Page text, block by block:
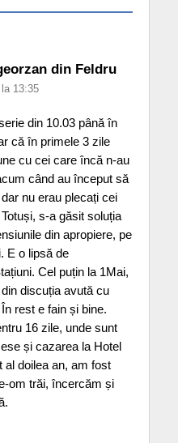
din Feldru
13:35
din 10.03 până în
că în primele 3 zile
cu cei care încă n-au
când au început să
nu erau plecați cei
s-a găsit soluția
din apropiere, pe
E o lipsă de
Cel puțin la 1Mai,
discuția avută cu
rest e fain și bine.
16 zile, unde sunt
și cazarea la Hotel
doilea an, am fost
om trăi, încercăm și